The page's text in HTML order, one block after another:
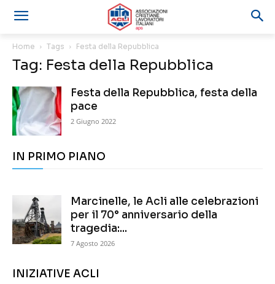
Home Tags Festa della Repubblica
Tag: Festa della Repubblica
Festa della Repubblica, festa della
pace
2 Giugno 2022
IN PRIMO PIANO
Marcinelle, le Acli alle celebrazioni
per il 70° anniversario della
tragedia:...
7 Agosto 2026
INIZIATIVE ACLI